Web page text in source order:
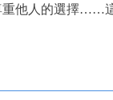
他人的選擇……